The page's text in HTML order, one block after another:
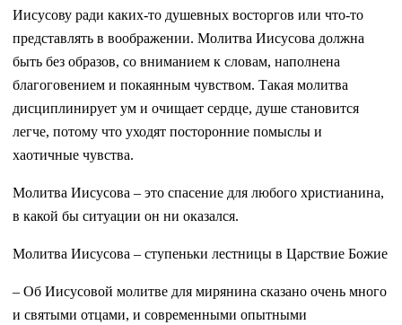
Иисусову ради каких-то душевных восторгов или что-то
представлять в воображении. Молитва Иисусова должна
быть без образов, со вниманием к словам, наполнена
благоговением и покаянным чувством. Такая молитва
дисциплинирует ум и очищает сердце, душе становится
легче, потому что уходят посторонние помыслы и
хаотичные чувства.
Молитва Иисусова – это спасение для любого христианина,
в какой бы ситуации он ни оказался.
Молитва Иисусова – ступеньки лестницы в Царствие Божие
– Об Иисусовой молитве для мирянина сказано очень много
и святыми отцами, и современными опытными